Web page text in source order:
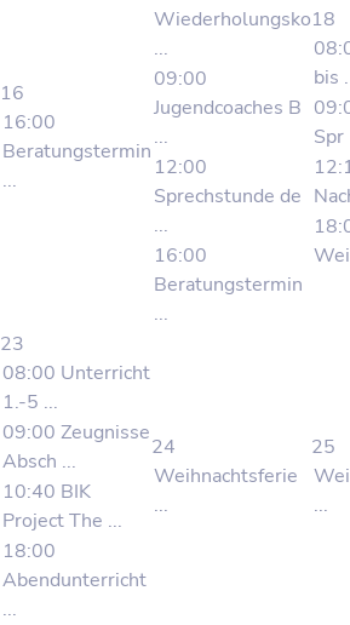
16
16:00
Beratungstermin
...
Wiederholungsko
...
09:00
Jugendcoaches B
...
12:00
Sprechstunde de
...
16:00
Beratungstermin
...
18
bis
Spr
23
08:00 Unterricht
1.-5 ...
09:00 Zeugnisse
Absch ...
10:40 BIK
Project The ...
18:00
Abendunterricht
...
24
Weihnachtsferie
...
25
...